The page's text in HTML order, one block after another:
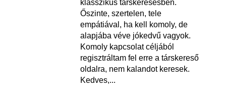
klasszikus társkeresésben.
Őszinte, szertelen, tele
empátiával, ha kell komoly, de
alapjába véve jókedvű vagyok.
Komoly kapcsolat céljából
regisztráltam fel erre a társkereső
oldalra, nem kalandot keresek.
Kedves,...